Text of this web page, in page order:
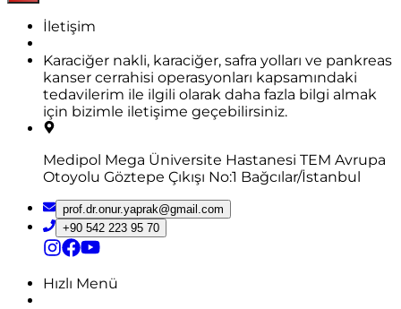
İletişim
Karaciğer nakli, karaciğer, safra yolları ve pankreas
kanser cerrahisi operasyonları kapsamındaki
tedavilerim ile ilgili olarak daha fazla bilgi almak
için bizimle iletişime geçebilirsiniz.
Medipol Mega Üniversite Hastanesi TEM Avrupa
Otoyolu Göztepe Çıkışı No:1 Bağcılar/İstanbul
prof.dr.onur.yaprak@gmail.com
+90 542 223 95 70
Hızlı Menü